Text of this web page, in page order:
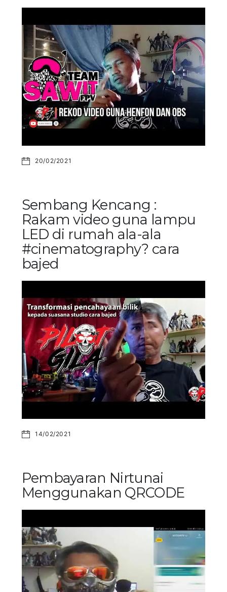
20/02/2021
Sembang Kencang :
Rakam video guna lampu
LED di rumah ala-ala
#cinematography? cara
bajed
14/02/2021
Pembayaran Nirtunai
Menggunakan QRCODE